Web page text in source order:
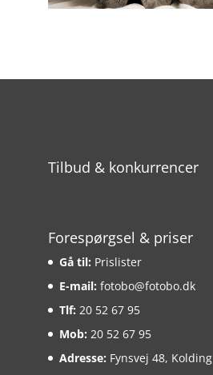
Tilbud & konkurrencer
Forespørgsel & priser
Gå til: Prislister
E-mail: fotobo@fotobo.dk
Tlf: 20 52 67 95
Mob: 20 52 67 95
Adresse: Fynsvej 48, Kolding